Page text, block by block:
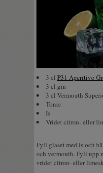
3 cl P31 Aperitivo
3 cl gin
3 cl Vermouth
Tonic
Is
Vridet citron- eller
Fyll glaset med is och
och vermouth. Fyll upp
vridet citron- eller